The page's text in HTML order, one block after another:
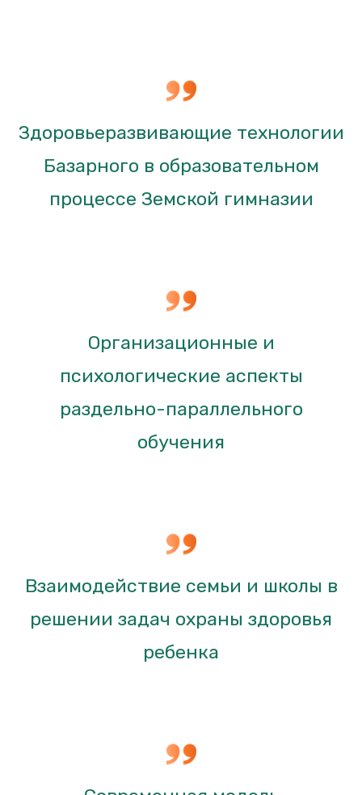
Здоровьеразвивающие технологии
Базарного в образовательном
процессе Земской гимназии
Организационные и
психологические аспекты
раздельно-параллельного
обучения
Взаимодействие семьи и школы в
решении задач охраны здоровья
ребенка